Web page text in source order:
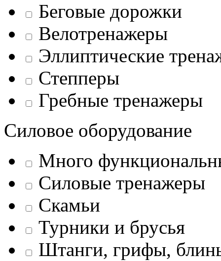
Беговые дорожки
Велотренажеры
Эллиптические
Степперы
Гребные тренажеры
Силовое оборудование
Много
Силовые тренажеры
Скамьи
Турники и брусья
Штанги, грифы,